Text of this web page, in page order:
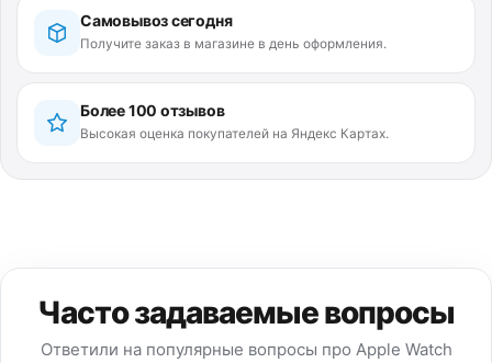
Самовывоз сегодня
Получите заказ в магазине в день оформления.
Более 100 отзывов
Высокая оценка покупателей на Яндекс Картах.
Часто задаваемые вопросы
Ответили на популярные вопросы про Apple Watch